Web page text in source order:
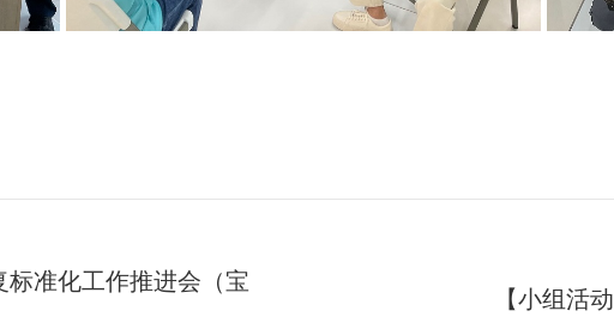
标准化工作推进会（宝
【小组活